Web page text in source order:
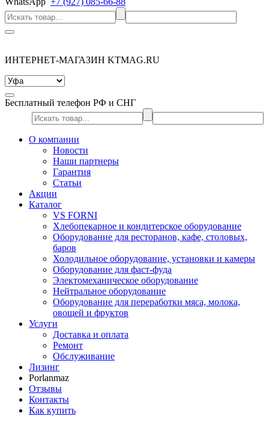
ИНТЕРНЕТ-МАГАЗИН KTMAG.RU
Бесплатный телефон РФ и СНГ
О компании
Новости
Наши партнеры
Гарантия
Статьи
Акции
Каталог
VS FORNI
Хлебопекарное и кондитерское оборудование
Оборудование для ресторанов, кафе, столовых,
баров
Холодильное оборудование, установки и камеры
Оборудование для фаст-фуда
Электомеханическое оборудование
Нейтральное оборудование
Оборудование для переработки мяса, молока,
овощей и фруктов
Услуги
Доставка и оплата
Ремонт
Обслуживание
Лизинг
Porlanmaz
Отзывы
Контакты
Как купить